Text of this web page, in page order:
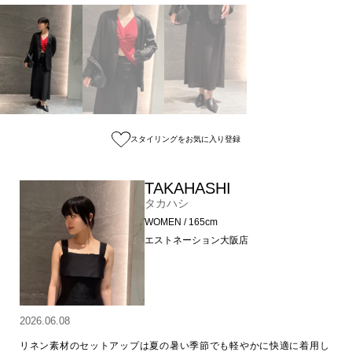
スタイリングをお気に入り登録
TAKAHASHI
タカハシ
WOMEN / 165cm
エストネーション大阪店
2026.06.08
リネン素材のセットアップは夏の暑い季節でも軽やかに快適に着用し